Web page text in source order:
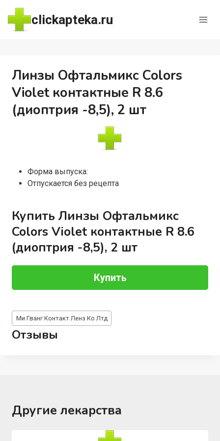
Перейти
содержимому
clickapteka.ru
Линзы Офтальмикс Colors
Violet контактные R 8.6
(диоптрия -8,5), 2 шт
Форма выпуска:
Отпускается без рецепта
Купить Линзы Офтальмикс
Colors Violet контактные R 8.6
(диоптрия -8,5), 2 шт
Купить
Метки
записи:
Ми Гванг Контакт Ленз Ко Лтд
Отзывы
Другие лекарства